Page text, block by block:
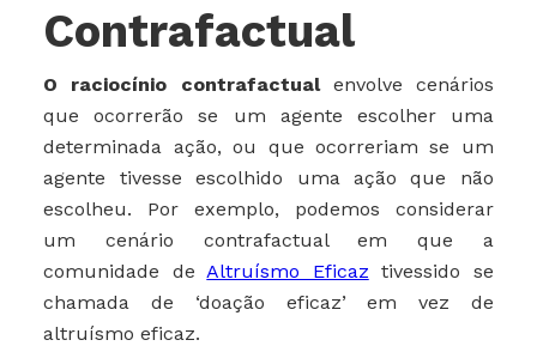
Contrafactual
O raciocínio contrafactualenvolve cenários
que ocorrerão se um agente escolher uma
determinada ação, ou que ocorreriam se um
agente tivesse escolhido uma ação que não
escolheu. Por exemplo, podemos considerar
um cenário contrafactual em que a
comunidade de Altruísmo Eficaz tivessido se
chamada de ‘doação eficaz’ em vez de
altruísmo eficaz.